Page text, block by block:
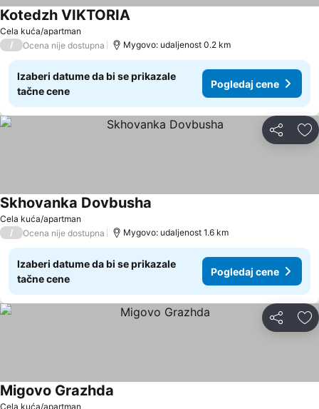
Cela kuća/apartman
Kotedzh VIKTORIA
/ Ocena nije dostupna Mygovo: udaljenost 0.2 km
Izaberi datume da bi se prikazale
tačne cene
Pogledaj cene
Deli
Cela kuća/apartman
Skhovanka Dovbusha
/ Ocena nije dostupna Mygovo: udaljenost 1.6 km
Izaberi datume da bi se prikazale
tačne cene
Pogledaj cene
Deli
Cela kuća/apartman
Migovo Grazhda